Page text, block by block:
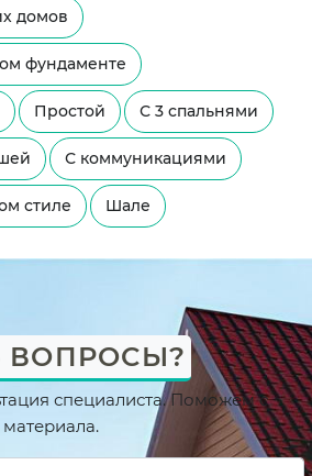
домов
фундаменте
Простой С 3 спальнями
С коммуникациями
стиле Шале
ВОПРОСЫ?
специалиста. Поможем с